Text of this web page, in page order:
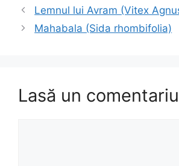
Lemnul lui Avram (Vitex
Mahabala (Sida rhombifolia)
Lasă un comentariu